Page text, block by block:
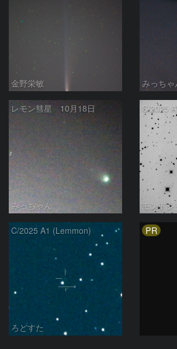
金野栄敏 みっちゃ
レモン彗星 10月18日
みっちゃん
C/2025
モンドシ
C/2025 A1 (Lemmon)
ろどすた
PR